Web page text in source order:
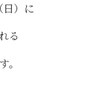
）に
る
。